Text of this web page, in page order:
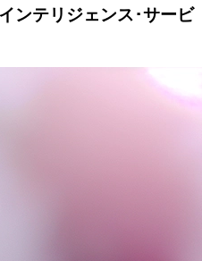
ンテリジェンス･サービ